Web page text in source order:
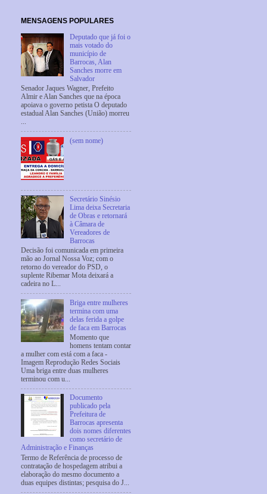
MENSAGENS POPULARES
Deputado que já foi o
mais votado do
município de
Barrocas, Alan
Sanches morre em
Salvador
Senador Jaques Wagner, Prefeito
Almir e Alan Sanches que na época
apoiava o governo petista O deputado
estadual Alan Sanches (União) morreu
...
(sem nome)
Secretário Sinésio
Lima deixa Secretaria
de Obras e retornará
à Câmara de
Vereadores de
Barrocas
Decisão foi comunicada em primeira
mão ao Jornal Nossa Voz; com o
retorno do vereador do PSD, o
suplente Ribemar Mota deixará a
cadeira no L...
Briga entre mulheres
termina com uma
delas ferida a golpe
de faca em Barrocas
Momento que
homens tentam contar
a mulher com está com a faca -
Imagem Reprodução Redes Sociais
Uma briga entre duas mulheres
terminou com u...
Documento
publicado pela
Prefeitura de
Barrocas apresenta
dois nomes diferentes
como secretário de
Administração e Finanças
Termo de Referência de processo de
contratação de hospedagem atribui a
elaboração do mesmo documento a
duas equipes distintas; pesquisa do J...